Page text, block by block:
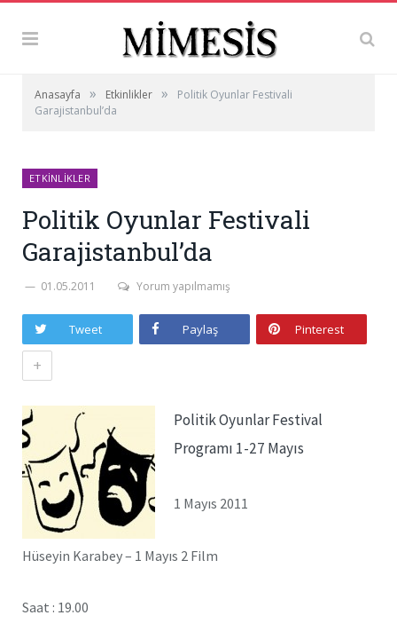
Anasayfa » Etkinlikler »
Politik Oyunlar Festivali
Garajistanbul’da
ETKINLIKLER
Politik Oyunlar Festivali
Garajistanbul’da
01.05.2011 Yorum yapılmamış
Tweet Paylaş Pinterest
+
Politik Oyunlar Festival
Programı 1-27 Mayıs
1 Mayıs 2011
Hüseyin Karabey – 1 Mayıs 2 Film
Saat : 19.00